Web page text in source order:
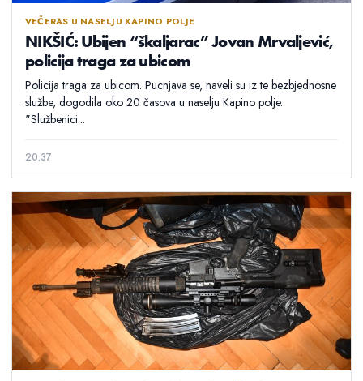
VEČERAS U NASELJU KAPINO POLJE
NIKŠIĆ: Ubijen “škaljarac” Jovan Mrvaljević,
policija traga za ubicom
Policija traga za ubicom. Pucnjava se, naveli su iz te bezbjednosne
službe, dogodila oko 20 časova u naselju Kapino polje.
"Službenici...
20:37